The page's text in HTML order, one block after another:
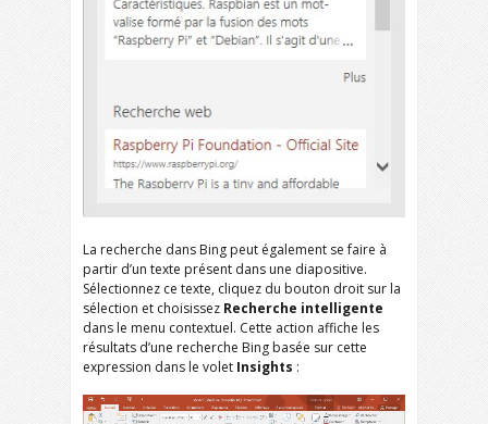
La recherche dans Bing peut également se faire à
partir d’un texte présent dans une diapositive.
Sélectionnez ce texte, cliquez du bouton droit sur la
sélection et choisissez Recherche intelligente
dans le menu contextuel. Cette action affiche les
résultats d’une recherche Bing basée sur cette
expression dans le volet Insights :